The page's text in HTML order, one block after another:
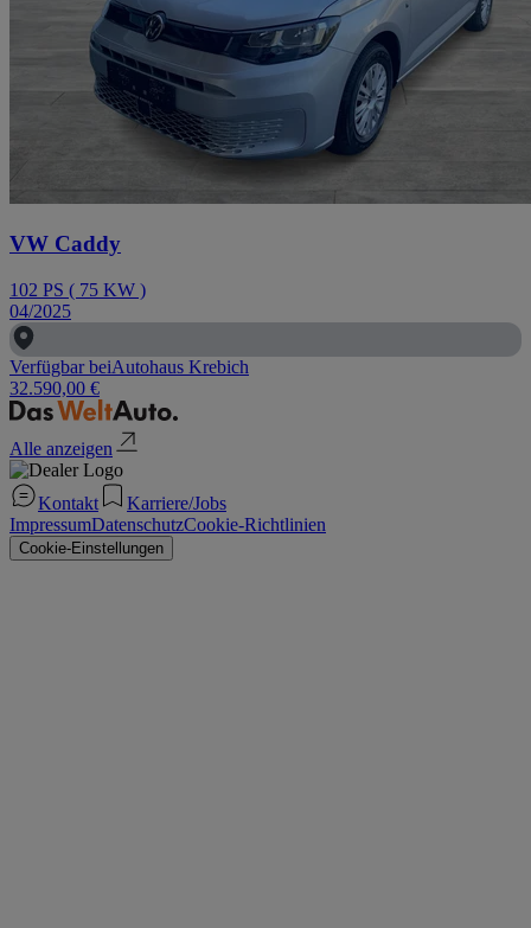
VW Caddy
102 PS ( 75 KW )
04/2025
Verfügbar beiAutohaus Krebich
32.590,00 €
Alle anzeigen
Kontakt
Karriere/Jobs
ImpressumDatenschutzCookie-Richtlinien
Cookie-Einstellungen